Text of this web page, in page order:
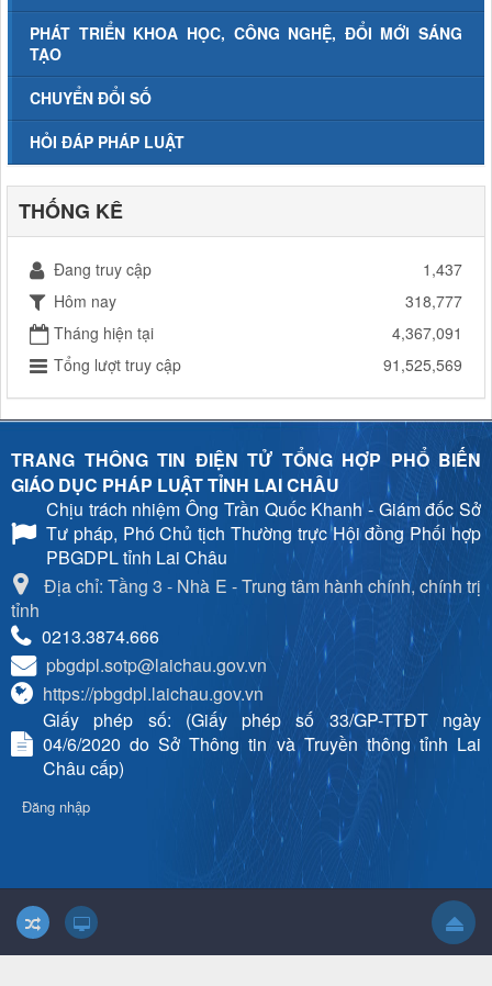
PHÁT TRIỂN KHOA HỌC, CÔNG NGHỆ, ĐỔI MỚI SÁNG
TẠO
CHUYỂN ĐỔI SỐ
HỎI ĐÁP PHÁP LUẬT
THỐNG KÊ
Đang truy cập
1,437
Hôm nay
318,777
Tháng hiện tại
4,367,091
Tổng lượt truy cập
91,525,569
TRANG THÔNG TIN ĐIỆN TỬ TỔNG HỢP PHỔ BIẾN
GIÁO DỤC PHÁP LUẬT TỈNH LAI CHÂU
Chịu trách nhiệmÔng Trần Quốc Khanh - Giám đốc Sở
Tư pháp, Phó Chủ tịch Thường trực Hội đồng Phối hợp
PBGDPL tỉnh Lai Châu
Địa chỉ: Tầng 3 - Nhà E - Trung tâm hành chính, chính trị
tỉnh
0213.3874.666
pbgdpl.sotp@laichau.gov.vn
https://pbgdpl.laichau.gov.vn
Giấy phép số: (Giấy phép số 33/GP-TTĐT ngày
04/6/2020 do Sở Thông tin và Truyền thông tỉnh Lai
Châu cấp)
Đăng nhập